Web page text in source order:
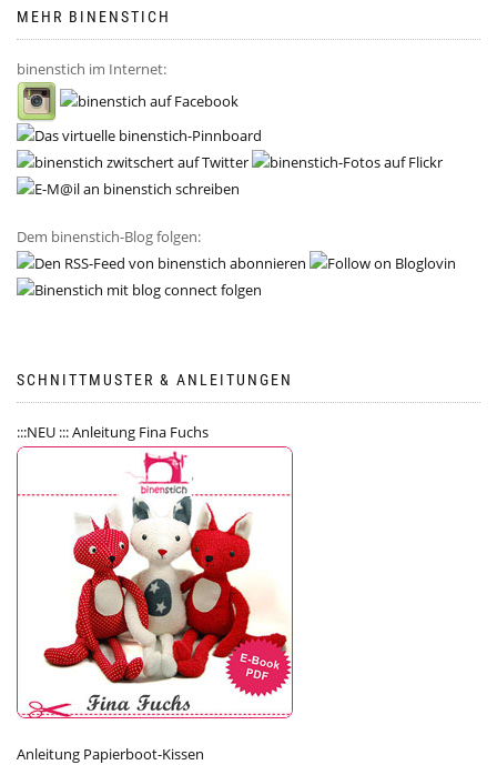
MEHR BINENSTICH
binenstich im Internet:
Dem binenstich-Blog folgen:
SCHNITTMUSTER & ANLEITUNGEN
:::NEU ::: Anleitung Fina Fuchs
Anleitung Papierboot-Kissen